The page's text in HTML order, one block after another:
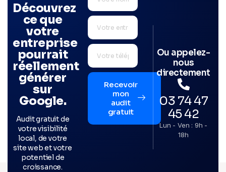
Découvrez
ce que
votre
entreprise
pourrait
réellement
générer
sur
Google.
Audit gratuit de
votre visibilité
local, de votre
site web et votre
potentiel de
croissance.
Recevoir
mon
audit
gratuit
Ou appelez-
nous
directement
03 74 47
45 42
Lun - Ven : 9h -
18h